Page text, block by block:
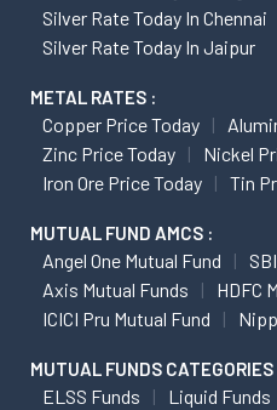
Silver Rate Today In Chennai
Silver Rate Today In Jaipur
METAL RATES :
Copper Price Today
Zinc Price Today
Nickel
Iron Ore Price Today
Tin
MUTUAL FUND AMCS :
Angel One Mutual Fund
Axis Mutual Funds
HDFC
ICICI Pru Mutual Fund
MUTUAL FUNDS CATEGORIES
ELSS Funds Liquid Funds